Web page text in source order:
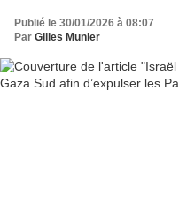
Publié le 30/01/2026 à 08:07
Par Gilles Munier